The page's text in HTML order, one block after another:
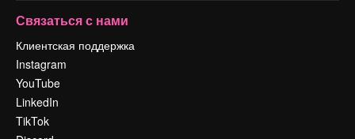
Связаться с нами
Клиентская поддержка
Instagram
YouTube
LinkedIn
TikTok